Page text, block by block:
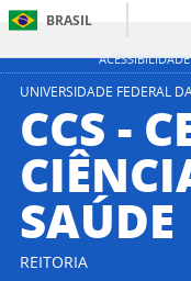
ACESSIBILIDADE
BRASIL
UNIVERSIDADE FEDERAL
CCS -
SAÚDE
REITORIA